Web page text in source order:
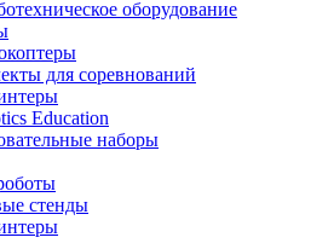
оборудование
для соревнований
Education
наборы
стенды